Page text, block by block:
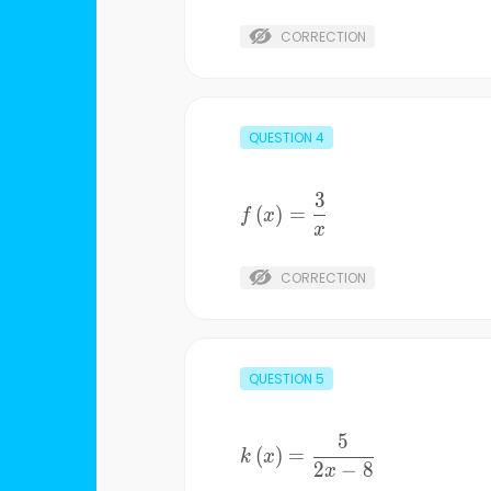
CORRECTION
QUESTION 4
f\left(x\right)=\frac{3}
f (x) =
x
3
CORRECTION
QUESTION 5
k\left(x\right)=\frac{5}
{2x-8}
k (x) =
2x − 8
5